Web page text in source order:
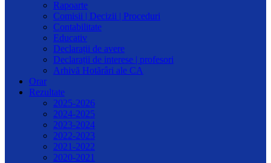
Rapoarte
Comisii | Decizii | Proceduri
Contabilitate
Educativ
Declarații de avere
Declarații de interese | profesori
Arhivă Hotărâri ale CA
Orar
Rezultate
2025-2026
2024-2025
2023-2024
2022-2023
2021-2022
2020-2021